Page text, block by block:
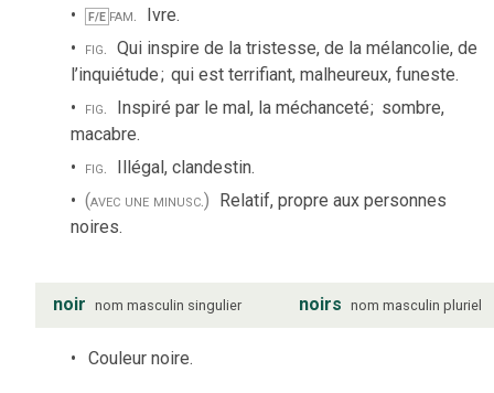
F/E fam. Ivre.
fig. Qui inspire de la tristesse, de la mélancolie, de
l’inquiétude; qui est terrifiant, malheureux, funeste.
fig. Inspiré par le mal, la méchanceté; sombre,
macabre.
fig. Illégal, clandestin.
(avec une minusc.) Relatif, propre aux personnes
noires.
noir nom masculin singulier noirs nom masculin pluriel
Couleur noire.